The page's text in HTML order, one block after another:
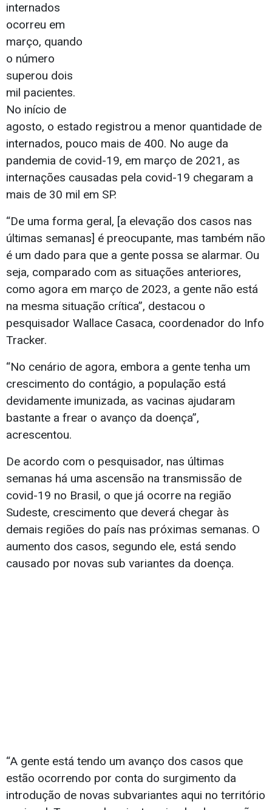
internados
ocorreu em
março, quando
o número
superou dois
mil pacientes.
No início de
agosto, o estado registrou a menor quantidade de
internados, pouco mais de 400. No auge da
pandemia de covid-19, em março de 2021, as
internações causadas pela covid-19 chegaram a
mais de 30 mil em SP.
“De uma forma geral, [a elevação dos casos nas
últimas semanas] é preocupante, mas também não
é um dado para que a gente possa se alarmar. Ou
seja, comparado com as situações anteriores,
como agora em março de 2023, a gente não está
na mesma situação crítica”, destacou o
pesquisador Wallace Casaca, coordenador do Info
Tracker.
“No cenário de agora, embora a gente tenha um
crescimento do contágio, a população está
devidamente imunizada, as vacinas ajudaram
bastante a frear o avanço da doença”,
acrescentou.
De acordo com o pesquisador, nas últimas
semanas há uma ascensão na transmissão de
covid-19 no Brasil, o que já ocorre na região
Sudeste, crescimento que deverá chegar às
demais regiões do país nas próximas semanas. O
aumento dos casos, segundo ele, está sendo
causado por novas sub variantes da doença.
“A gente está tendo um avanço dos casos que
estão ocorrendo por conta do surgimento da
introdução de novas subvariantes aqui no território